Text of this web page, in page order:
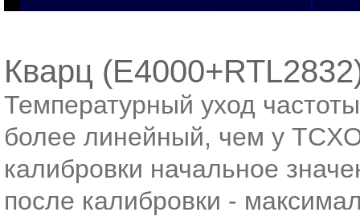
Кварц
Температурный уход
более линейный, чем у
калибровки начальное
после калибровки -